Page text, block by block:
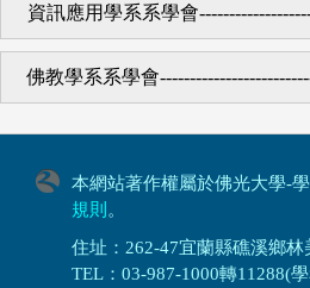
資訊應用學系系學會
佛教學系系學會
本網站著作權屬於佛光大學-
規則 。
住址：262-47宜蘭縣礁溪鄉林
TEL：03-987-1000轉11288(